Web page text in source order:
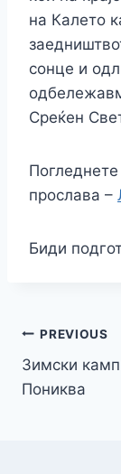
на Калето
сонце и
Среќен
прослава –
Биди
PREVIOUS
Зимски
Пониква